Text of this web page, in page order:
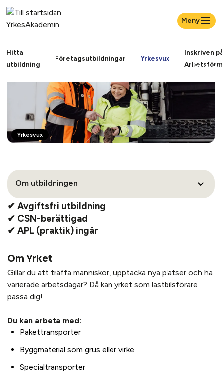
Meny
Hitta
utbildning
Företagsutbildningar Yrkesvux
Inskriven
Mina
Yrkesvux
Om utbildningen
✔ Avgiftsfri utbildning
✔ CSN-berättigad
✔ APL (praktik) ingår
Om Yrket
Gillar du att träffa människor, upptäcka nya platser och ha
varierade arbetsdagar? Då kan yrket som lastbilsförare
passa dig!
Du kan arbeta med:
Pakettransporter
Byggmaterial som grus eller virke
Specialtransporter